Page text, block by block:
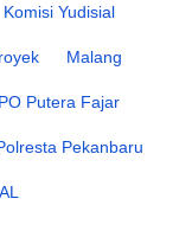
Komisi Yudisial
Malang
PO Putera Fajar
Pekanbaru